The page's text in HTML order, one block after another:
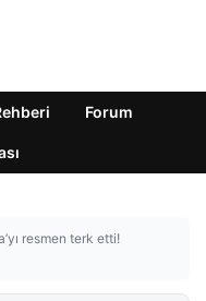
Forum
resmen terk etti!